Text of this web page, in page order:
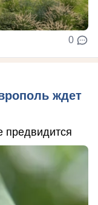
0
ждет
предвидится